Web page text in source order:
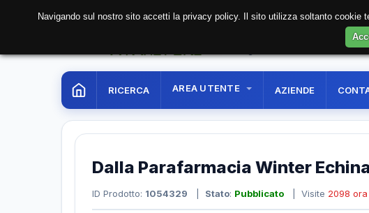
RICERCA AREA UTENTE AZIENDE
Dalla Parafarmacia Winter
ID Prodotto: 1054329 Stato: Pubblicato | Visite 2098 ora
Navigando sul nostro sito accetti la privacy policy. Il sito utilizza soltanto cookie